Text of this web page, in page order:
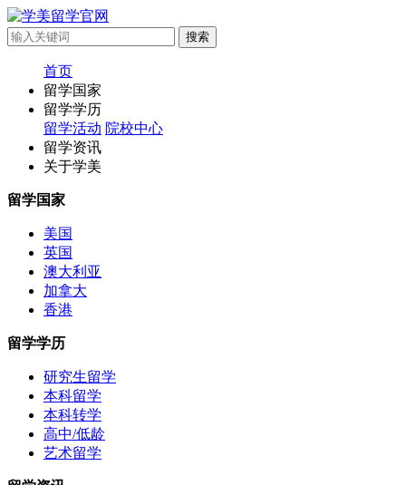
首页
留学国家
留学学历
留学活动 院校中心
留学资讯
关于学美
留学国家
美国
英国
澳大利亚
加拿大
香港
留学学历
研究生留学
本科留学
本科转学
高中/低龄
艺术留学